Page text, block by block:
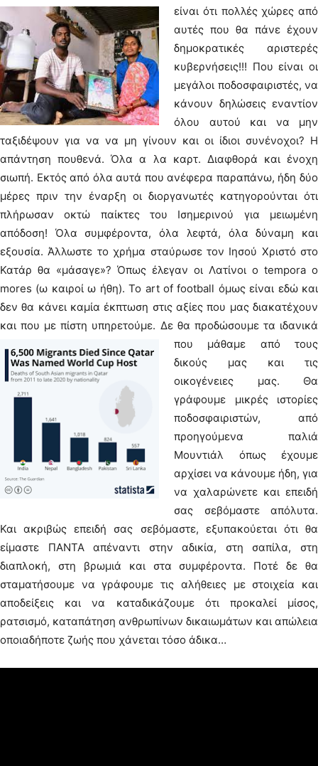
είναι ότι πολλές χώρες από
αυτές που θα πάνε έχουν
δημοκρατικές αριστερές
κυβερνήσεις!!! Που είναι οι
μεγάλοι ποδοσφαιριστές, να
κάνουν δηλώσεις εναντίον
όλου αυτού και να μην
ταξιδέψουν για να να μη γίνουν και οι ίδιοι συνένοχοι? Η
απάντηση πουθενά. Όλα α λα καρτ. Διαφθορά και ένοχη
σιωπή. Εκτός από όλα αυτά που ανέφερα παραπάνω, ήδη δύο
μέρες πριν την έναρξη οι διοργανωτές κατηγορούνται ότι
πλήρωσαν οκτώ παίκτες του Ισημερινού για μειωμένη
απόδοση! Όλα συμφέροντα, όλα λεφτά, όλα δύναμη και
εξουσία. Άλλωστε το χρήμα σταύρωσε τον Ιησού Χριστό στο
Κατάρ θα «μάσαγε»? Όπως έλεγαν οι Λατίνοι o tempora o
mores (ω καιροί ω ήθη). Το art of football όμως είναι εδώ και
δεν θα κάνει καμία έκπτωση στις αξίες που μας διακατέχουν
και που με πίστη υπηρετούμε. Δε θα προδώσουμε τα ιδανικά
που μάθαμε από τους
δικούς μας και τις
οικογένειες μας. Θα
γράφουμε μικρές ιστορίες
ποδοσφαιριστών, από
προηγούμενα παλιά
Μουντιάλ όπως έχουμε
αρχίσει να κάνουμε ήδη, για
να χαλαρώνετε και επειδή
σας σεβόμαστε απόλυτα.
Και ακριβώς επειδή σας σεβόμαστε, εξυπακούεται ότι θα
είμαστε ΠΑΝΤΑ απέναντι στην αδικία, στη σαπίλα, στη
διαπλοκή, στη βρωμιά και στα συμφέροντα. Ποτέ δε θα
σταματήσουμε να γράφουμε τις αλήθειες με στοιχεία και
αποδείξεις και να καταδικάζουμε ότι προκαλεί μίσος,
ρατσισμό, καταπάτηση ανθρωπίνων δικαιωμάτων και απώλεια
οποιαδήποτε ζωής που χάνεται τόσο άδικα…